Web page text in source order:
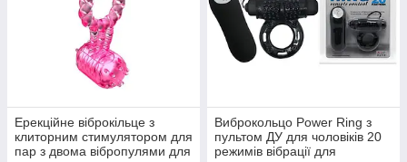
Ерекційне віброкільце з
клиторним стимулятором для
пар з двома вібропулями для
Виброкольцо Power Ring з
пультом ДУ для чоловіків 20
режимів вібрації для